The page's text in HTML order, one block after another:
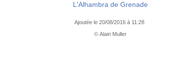
L'Alhambra de Grenade
Ajoutée le 20/08/2016 à 11:28
© Alain Muller